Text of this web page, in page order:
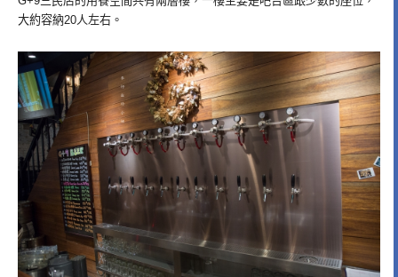
大約容納20人左右。